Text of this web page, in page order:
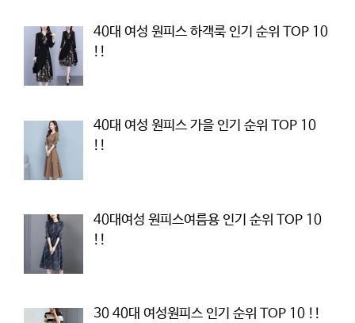
40대 여성 원피스 하객룩 인기 순위 TOP 10
!!
40대 여성 원피스 가을 인기 순위 TOP 10
!!
40대여성 원피스여름용 인기 순위 TOP 10
!!
30 40대 여성원피스 인기 순위 TOP 10 !!